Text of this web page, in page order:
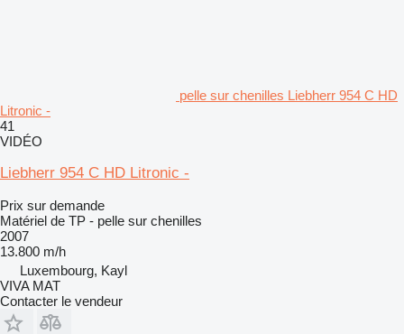
pelle sur chenilles Liebherr 954 C HD
Litronic -
41
VIDÉO
Liebherr 954 C HD Litronic -
Prix sur demande
Matériel de TP - pelle sur chenilles
2007
13.800 m/h
Luxembourg, Kayl
VIVA MAT
Contacter le vendeur